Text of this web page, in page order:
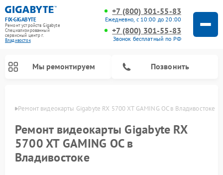
FIX-GIGABYTE
Ремонт устройств Gigabyte
Специализированный
cервисный центр г.
Владивосток
+7 (800) 301-55-83
Ежедневно, с 10:00 до 20:00
+7 (800) 301-55-83
Звонок бесплатный по РФ
Мы ремонтируем Позвонить
Ремонт видеокарты Gigabyte RX 5700 XT GAMING OC в Владивостоке
Ремонт видеокарты Gigabyte RX
5700 XT GAMING OC в
Владивостоке